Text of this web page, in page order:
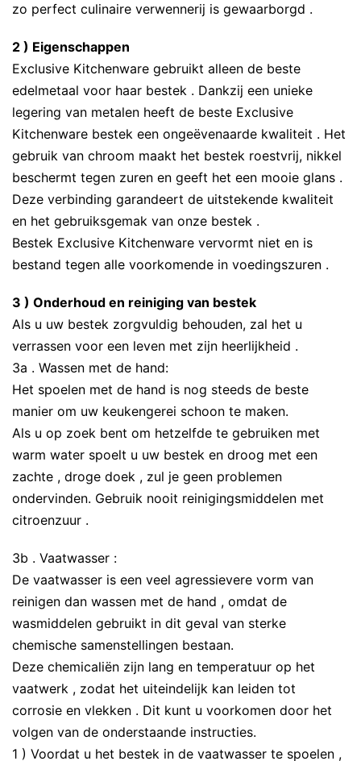
zo perfect culinaire verwennerij is gewaarborgd .
2 ) Eigenschappen
Exclusive Kitchenware gebruikt alleen de beste
edelmetaal voor haar bestek . Dankzij een unieke
legering van metalen heeft de beste Exclusive
Kitchenware bestek een ongeëvenaarde kwaliteit . Het
gebruik van chroom maakt het bestek roestvrij, nikkel
beschermt tegen zuren en geeft het een mooie glans .
Deze verbinding garandeert de uitstekende kwaliteit
en het gebruiksgemak van onze bestek .
Bestek Exclusive Kitchenware vervormt niet en is
bestand tegen alle voorkomende in voedingszuren .
3 ) Onderhoud en reiniging van bestek
Als u uw bestek zorgvuldig behouden, zal het u
verrassen voor een leven met zijn heerlijkheid .
3a . Wassen met de hand:
Het spoelen met de hand is nog steeds de beste
manier om uw keukengerei schoon te maken.
Als u op zoek bent om hetzelfde te gebruiken met
warm water spoelt u uw bestek en droog met een
zachte , droge doek , zul je geen problemen
ondervinden. Gebruik nooit reinigingsmiddelen met
citroenzuur .
3b . Vaatwasser :
De vaatwasser is een veel agressievere vorm van
reinigen dan wassen met de hand , omdat de
wasmiddelen gebruikt in dit geval van sterke
chemische samenstellingen bestaan.
Deze chemicaliën zijn lang en temperatuur op het
vaatwerk , zodat het uiteindelijk kan leiden tot
corrosie en vlekken . Dit kunt u voorkomen door het
volgen van de onderstaande instructies.
1 ) Voordat u het bestek in de vaatwasser te spoelen ,